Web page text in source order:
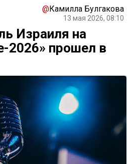
@Камилла Булгакова
13 мая 2026, 08:10
Израиля на
2026» прошел в